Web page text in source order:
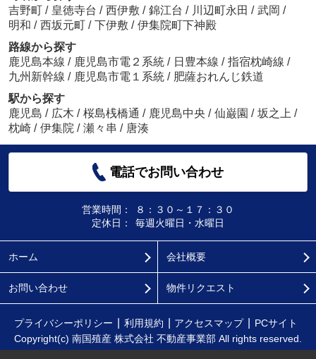
吉野町 / 皇徳寺台 / 西伊敷 / 錦江台 / 川辺町永田 / 武岡 /
明和 / 西坂元町 / 下伊敷 / 伊集院町下神殿
路線から探す
鹿児島本線 / 鹿児島市電２系統 / 日豊本線 / 指宿枕崎線 /
九州新幹線 / 鹿児島市電１系統 / 肥薩おれんじ鉄道
駅から探す
鹿児島 / 広木 / 桜島桟橋通 / 鹿児島中央 / 仙巌園 / 坂之上 /
枕崎 / 伊集院 / 瀬々串 / 唐湊
電話でお問い合わせ
営業時間：
８：３０～１７：３０
定休日：
毎週火曜日・水曜日
ホーム 会社概要
お問い合わせ 物件リクエスト
プライバシーポリシー 利用規約 アクセスマップ
PCサイト
Copyright(c) 南国殖産 株式会社 不動産事業部 All rights reserved.